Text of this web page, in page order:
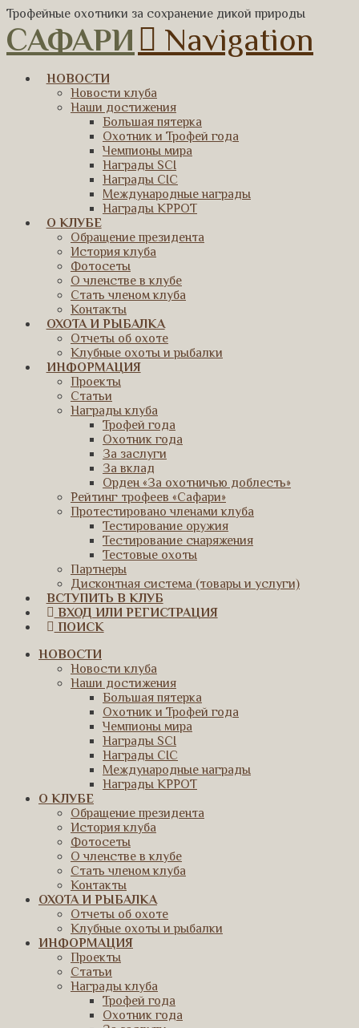
Трофейные охотники за сохранение дикой природы
САФАРИ Navigation
НОВОСТИ
Новости клуба
Наши достижения
Большая пятерка
Охотник и Трофей года
Чемпионы мира
Награды SCI
Награды CIC
Международные награды
Награды КРРОТ
О КЛУБЕ
Обращение президента
История клуба
Фотосеты
О членстве в клубе
Стать членом клуба
Контакты
ОХОТА И РЫБАЛКА
Отчеты об охоте
Клубные охоты и рыбалки
ИНФОРМАЦИЯ
Проекты
Статьи
Награды клуба
Трофей года
Охотник года
За заслуги
За вклад
Орден «За охотничью доблесть»
Рейтинг трофеев «Сафари»
Протестировано членами клуба
Тестирование оружия
Тестирование снаряжения
Тестовые охоты
Партнеры
Дисконтная система (товары и услуги)
ВСТУПИТЬ В КЛУБ
ВХОД ИЛИ РЕГИСТРАЦИЯ
ПОИСК
НОВОСТИ
Новости клуба
Наши достижения
Большая пятерка
Охотник и Трофей года
Чемпионы мира
Награды SCI
Награды CIC
Международные награды
Награды КРРОТ
О КЛУБЕ
Обращение президента
История клуба
Фотосеты
О членстве в клубе
Стать членом клуба
Контакты
ОХОТА И РЫБАЛКА
Отчеты об охоте
Клубные охоты и рыбалки
ИНФОРМАЦИЯ
Проекты
Статьи
Награды клуба
Трофей года
Охотник года